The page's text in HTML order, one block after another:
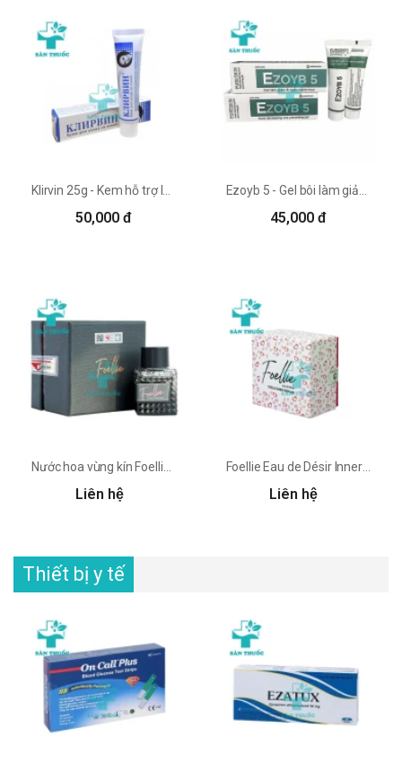
50,000 đ 45,000 đ
Liên hệ
Foellie Eau de Désir Inner Perfume 5ml
Liên hệ
Thiết bị y tế